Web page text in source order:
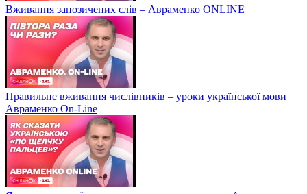
Вживання запозичених слів – Авраменко ONLINE
Правильне вживання числівників – уроки української мови
Авраменко On-Line